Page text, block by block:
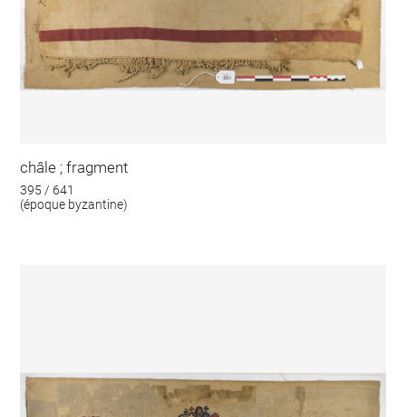
châle ; fragment
395 / 641
(époque byzantine)